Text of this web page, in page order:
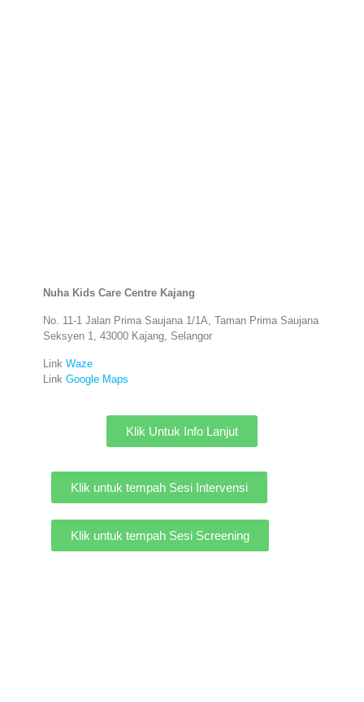
Nuha Kids Care Centre Kajang
No. 11-1 Jalan Prima Saujana 1/1A, Taman Prima Saujana
Seksyen 1, 43000 Kajang, Selangor
Link Waze
Link Google Maps
Klik Untuk Info Lanjut
Klik untuk tempah Sesi Intervensi
Klik untuk tempah Sesi Screening